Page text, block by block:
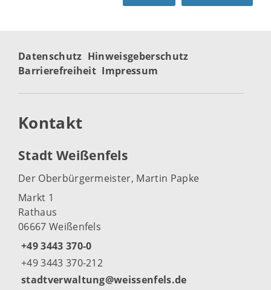
Datenschutz Hinweisgeberschutz
Barrierefreiheit Impressum
Kontakt
Stadt Weißenfels
Der Oberbürgermeister, Martin Papke
Markt 1
Rathaus
06667 Weißenfels
+49 3443 370-0
+49 3443 370-212
stadtverwaltung@weissenfels.de